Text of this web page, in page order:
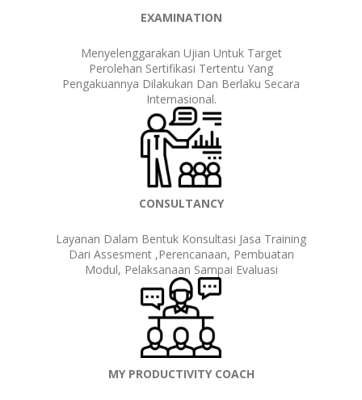
EXAMINATION
Menyelenggarakan Ujian Untuk Target
Perolehan Sertifikasi Tertentu Yang
Pengakuannya Dilakukan Dan Berlaku Secara
Internasional.
CONSULTANCY
Layanan Dalam Bentuk Konsultasi Jasa Training
Dari Assesment ,perencanaan, Pembuatan
Modul, Pelaksanaan Sampai Evaluasi
MY PRODUCTIVITY COACH